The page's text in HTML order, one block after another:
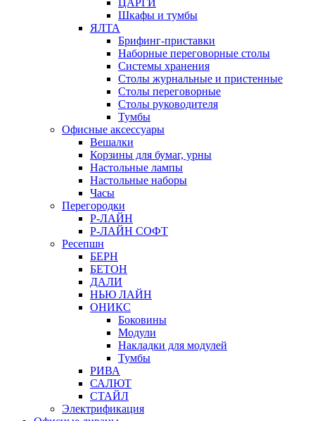
ЦАРГИ
Шкафы и тумбы
ЯЛТА
Брифинг-приставки
Наборные переговорные столы
Системы хранения
Столы журнальные и пристенные
Столы переговорные
Столы руководителя
Тумбы
Офисные аксессуары
Вешалки
Корзины для бумаг, урны
Настольные лампы
Настольные наборы
Часы
Перегородки
Р-ЛАЙН
Р-ЛАЙН СОФТ
Ресепшн
БЕРН
БЕТОН
ДАЛИ
НЬЮ ЛАЙН
ОНИКС
Боковины
Модули
Накладки для модулей
Тумбы
РИВА
САЛЮТ
СТАЙЛ
Электрификация